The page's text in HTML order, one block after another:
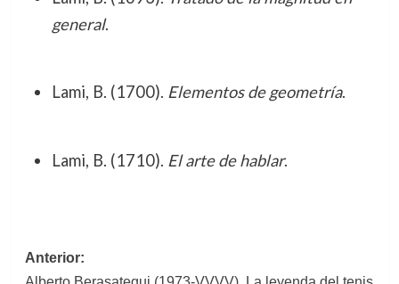
general.
Lami, B. (1700). Elementos de geometría.
Lami, B. (1710). El arte de hablar.
Navegación
Anterior: